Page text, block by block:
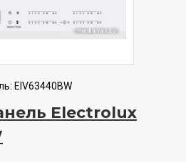
EIV63440BW
Electrolux